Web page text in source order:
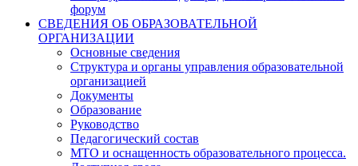
форум
СВЕДЕНИЯ ОБ ОБРАЗОВАТЕЛЬНОЙ
ОРГАНИЗАЦИИ
Основные сведения
Структура и органы управления образовательной
организацией
Документы
Образование
Руководство
Педагогический состав
МТО и оснащенность образовательного процесса.